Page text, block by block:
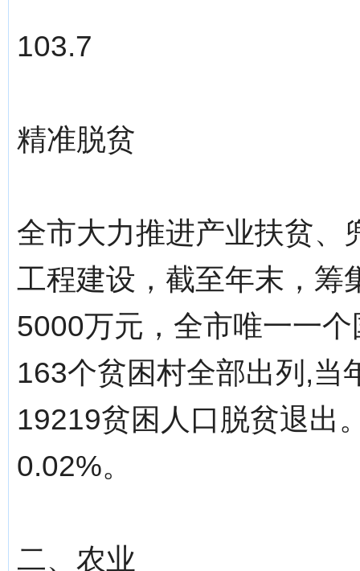
103.7
精准脱贫
全市大力推进产业扶贫、
工程建设，截至年末，筹
5000万元，全市唯一一
163个贫困村全部出列,当
19219贫困人口脱贫退出
0.02%。
二、农业